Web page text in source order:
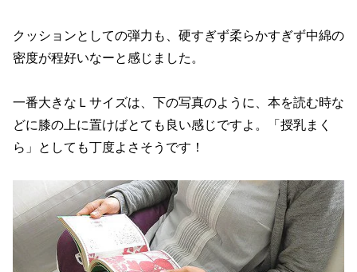
クッションとしての弾力も、硬すぎず柔らかすぎず中綿の
密度が程好いなーと感じました。
一番大きなＬサイズは、下の写真のように、本を読む時な
どに膝の上に置けばとても良い感じですよ。「授乳まく
ら」としても丁度よさそうです！